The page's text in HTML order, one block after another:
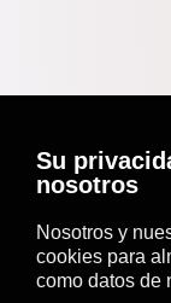
Su
nosotros
Nosotros y
cookies para
como datos de